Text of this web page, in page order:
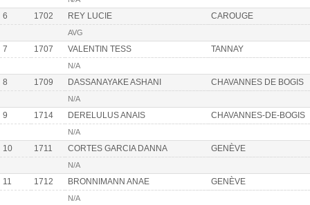
6 1702 REY LUCIE CAROUGE
AVG
7 1707 VALENTIN TESS TANNAY
N/A
8 1709 DASSANAYAKE ASHANI CHAVANNES DE BOGIS
N/A
9 1714 DERELULUS ANAIS CHAVANNES-DE-BOGIS
N/A
10 1711 CORTES GARCIA DANNA GENÈVE
N/A
11 1712 BRONNIMANN ANAE GENÈVE
N/A